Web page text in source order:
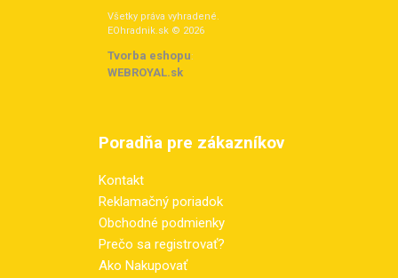
Všetky práva vyhradené.
EOhradnik.sk © 2026
Tvorba eshopu:
WEBROYAL.sk
Poradňa pre zákazníkov
Kontakt
Reklamačný poriadok
Obchodné podmienky
Prečo sa registrovať?
Ako Nakupovať